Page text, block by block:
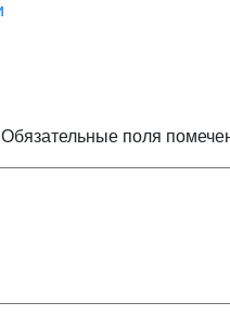
Обязательные поля